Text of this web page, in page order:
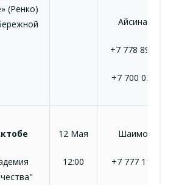
(Ренко)
Айсина Азиза
+7 778 896 00
+7 700 027 07
12 Мая
12:00
Шаимов С.Ш.
+7 777 110 17